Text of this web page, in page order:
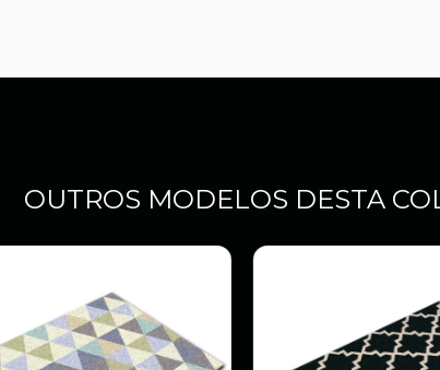
OUTROS MODELOS DESTA